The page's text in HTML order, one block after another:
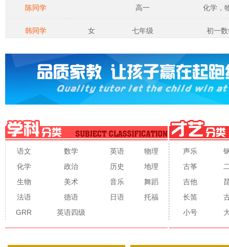
陈同学 高一 化学，
韩同学 女 七年级 初一
语文 数学 英语
物理
化学
政治 历史
地理
生物
美术 音乐
舞蹈
法语
德语 日语
托福
GRR
英语四级
声乐
古筝
吉他
长笛
小号